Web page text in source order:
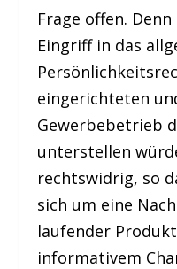
Frage offen.
Eingriff in das
eingerichteten
Gewerbebetrieb
unterstellen
rechtswidrig, so
sich um eine
laufender
informativem